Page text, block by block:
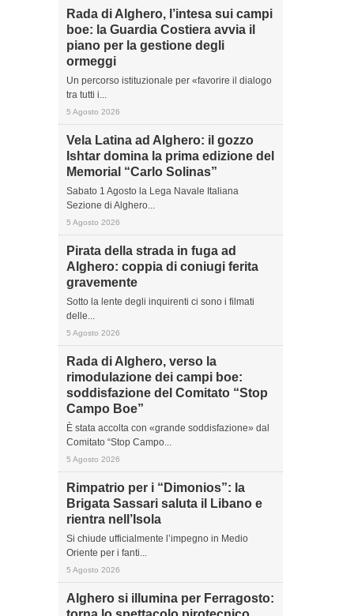
Rada di Alghero, l’intesa sui campi
boe: la Guardia Costiera avvia il
piano per la gestione degli
ormeggi
Un percorso istituzionale per «favorire il dialogo
tra tutti i...
5 Agosto 2026
Vela Latina ad Alghero: il gozzo
Ishtar domina la prima edizione del
Memorial “Carlo Solinas”
Sabato 1 Agosto la Lega Navale Italiana
Sezione di Alghero...
5 Agosto 2026
Pirata della strada in fuga ad
Alghero: coppia di coniugi ferita
gravemente
Sotto la lente degli inquirenti ci sono i filmati
delle...
5 Agosto 2026
Rada di Alghero, verso la
rimodulazione dei campi boe:
soddisfazione del Comitato “Stop
Campo Boe”
È stata accolta con «grande soddisfazione» dal
Comitato “Stop Campo...
5 Agosto 2026
Rimpatrio per i “Dimonios”: la
Brigata Sassari saluta il Libano e
rientra nell’Isola
Si chiude ufficialmente l’impegno in Medio
Oriente per i fanti...
5 Agosto 2026
Alghero si illumina per Ferragosto: